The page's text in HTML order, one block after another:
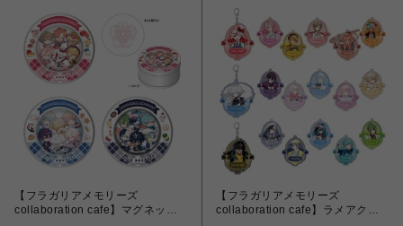
【フラガリアメモリーズ
collaboration cafe】マグネット
【フラガリアメモリーズ
collaboration cafe】ラメアクリ